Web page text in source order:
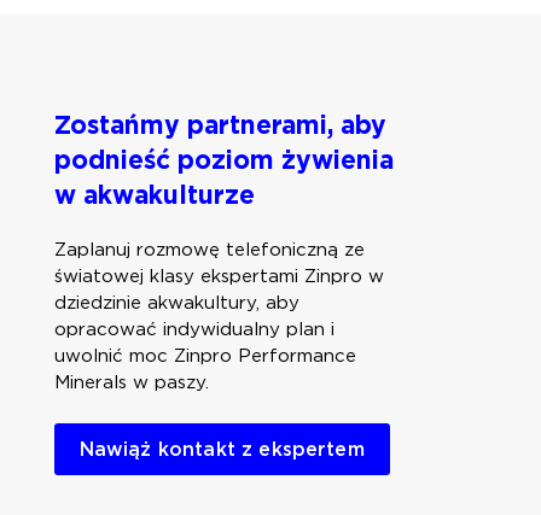
Zostańmy partnerami, aby
podnieść poziom żywienia
w akwakulturze
Zaplanuj rozmowę telefoniczną ze
światowej klasy ekspertami Zinpro w
dziedzinie akwakultury, aby
opracować indywidualny plan i
uwolnić moc Zinpro Performance
Minerals w paszy.
Nawiąż kontakt z ekspertem